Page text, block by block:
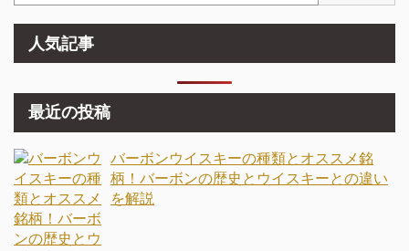
人気記事
最近の投稿
バーボンウイスキーの種類とオススメ銘
柄！バーボンの歴史とウイスキーとの違い
を解説